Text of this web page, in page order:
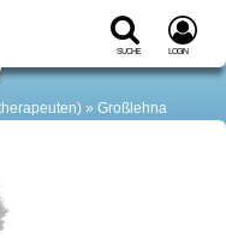
Suche Login
Großlehna